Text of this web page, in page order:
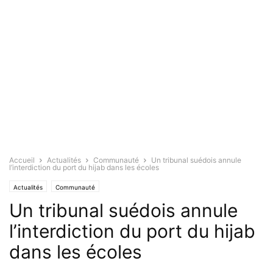
Accueil Actualités Communauté
Un tribunal suédois annule
l’interdiction du port du hijab dans les écoles
Actualités Communauté
Un tribunal suédois annule
l’interdiction du port du hijab
dans les écoles